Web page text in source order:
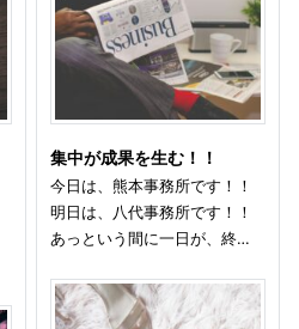
集中が成果を生む！！
今日は、熊本事務所です！！
明日は、八代事務所です！！
あっという間に一日が、終…